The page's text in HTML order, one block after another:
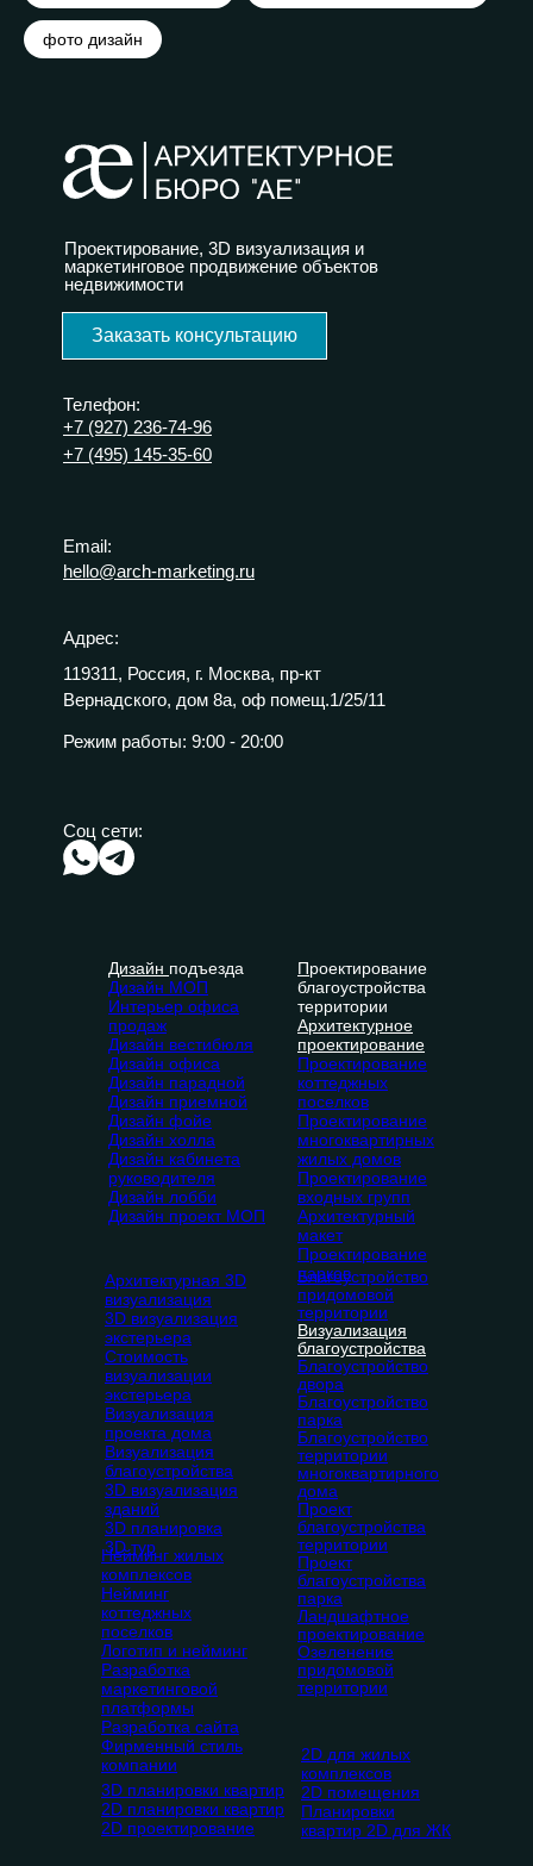
фото дизайн
Адрес:
119311, Россия, г. Москва, пр-кт
Вернадского, дом 8а, оф помещ.1/25/11
Режим работы: 9:00 - 20:00
Соц сети:
Email:
hello@arch-marketing.ru
Телефон:
+7 (927) 236-74-96
+7 (495) 145-35-60
Проектирование, 3D визуализация и
маркетинговое продвижение объектов
недвижимости
Заказать консультацию
Благоустройство
придомовой
территории
Визуализация
благоустройства
Благоустройство
двора
Благоустройство
парка
Благоустройство
территории
многоквартирного
дома
Проект
благоустройства
территории
Проект
благоустройства
парка
Ландшафтное
проектирование
Озеленение
придомовой
территории
Дизайн подъезда
Дизайн МОП
Интерьер офиса
продаж
Дизайн вестибюля
Дизайн офиса
Дизайн парадной
Дизайн приемной
Дизайн фойе
Дизайн холла
Дизайн кабинета
руководителя
Дизайн лобби
Дизайн проект МОП
Проектирование
благоустройства
территории
Архитектурное
проектирование
Проектирование
коттеджных
поселков
Проектирование
многоквартирных
жилых домов
Проектирование
входных групп
Архитектурный
макет
Проектирование
парков
3D планировки квартир
2D планировки квартир
2D проектирование
2D для жилых
комплексов
2D помещения
Планировки
квартир 2D для ЖК
Архитектурная 3D
визуализация
3D визуализация
экстерьера
Стоимость
визуализации
экстерьера
Визуализация
проекта дома
Визуализация
благоустройства
3D визуализация
зданий
3D планировка
3D тур
Нейминг жилых
комплексов
Нейминг
коттеджных
поселков
Логотип и нейминг
Разработка
маркетинговой
платформы
Разработка сайта
Фирменный стиль
компании